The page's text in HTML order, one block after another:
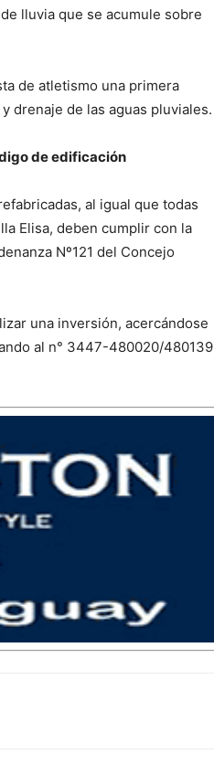
lluvia que se acumule sobre
de atletismo una primera
drenaje de las aguas pluviales.
de edificación
al igual que todas
Elisa, deben cumplir con la
Nº121 del Concejo
una inversión, acercándose
al n° 3447-480020/480139